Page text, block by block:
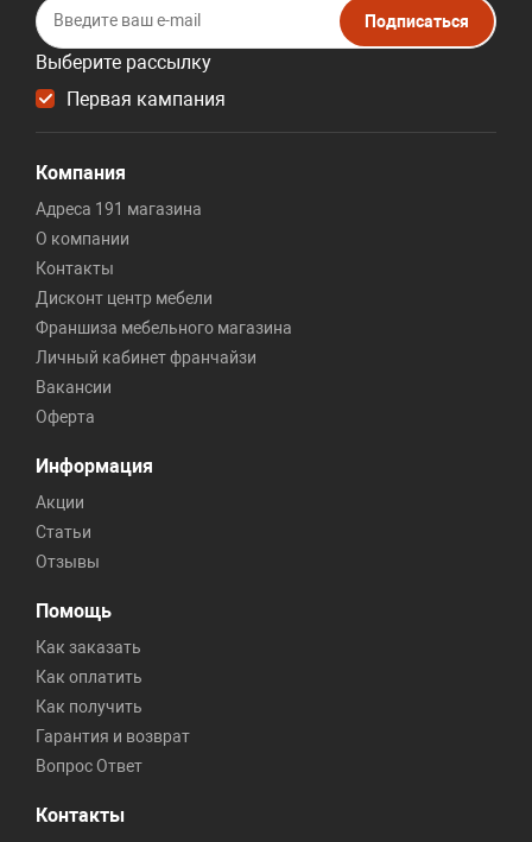
Выберите рассылку
Первая кампания
Подписаться
Компания
Адреса 191 магазина
О компании
Контакты
Дисконт центр мебели
Франшиза мебельного магазина
Личный кабинет франчайзи
Вакансии
Оферта
Информация
Акции
Статьи
Отзывы
Помощь
Как заказать
Как оплатить
Как получить
Гарантия и возврат
Вопрос Ответ
Контакты